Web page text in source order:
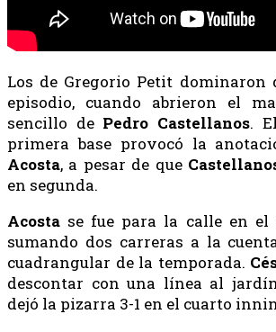
Los de Gregorio Petit dominaron
episodio, cuando abrieron el
sencillo de Pedro Castellanos.
primera base provocó la
Acosta, a pesar de que
en segunda.
Acosta se fue para la calle en el
sumando dos carreras a la
cuadrangular de la temporada.
descontar con una línea al
dejó la pizarra 3-1 en el cuarto